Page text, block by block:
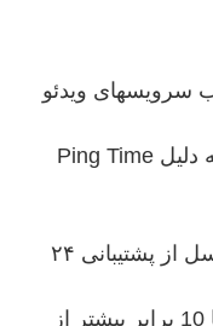
سرویسهای ویدئو
مناسب برای بازی های آنلاین به دلیل Ping Time
کلیه سرویس های شرکت پل سل از پشتیبانی ۲۴
با اینترنت وایرلس پل سل سرعتی تا 10 برابر بیشتر از